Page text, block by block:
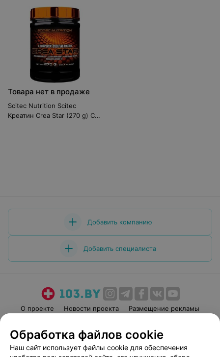
Товара нет в продаже
Scitec Nutrition Scitec
Креатин Crea Star (270 g) С
Добавить компанию
Добавить специалиста
О проекте Новости проекта
Размещение рекламы
Пользовательское соглашение
Способы оплаты
Вакансии
Партнеры
Обработка файлов cookie
Наш сайт использует файлы cookie для обеспечения